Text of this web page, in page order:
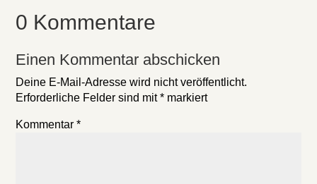
0 Kommentare
Einen Kommentar abschicken
Deine E-Mail-Adresse wird nicht veröffentlicht.
Erforderliche Felder sind mit* markiert
Kommentar*